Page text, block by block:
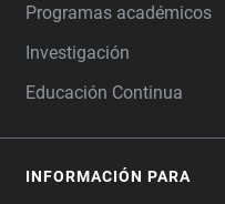
Programas académicos
Investigación
Educación Continua
INFORMACIÓN PARA